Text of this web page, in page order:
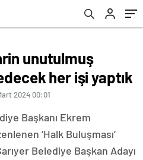
unutulmuş
her işi yaptık
2024 00:01
Başkanı Ekrem
‘Halk Buluşması’
Belediye Başkan Adayı